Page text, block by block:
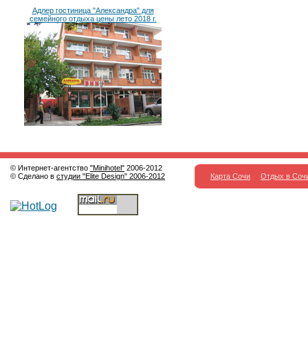
Адлер гостиница "Александра" для
семейного отдыха цены лето 2018 г.
© Интернет-агентство "Minihotel" 2006-2012
© Сделано в студии "Elite Design" 2006-2012 Карта Сочи Отдых в